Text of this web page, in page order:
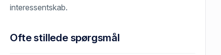
interessentskab.
Ofte stillede spørgsmål